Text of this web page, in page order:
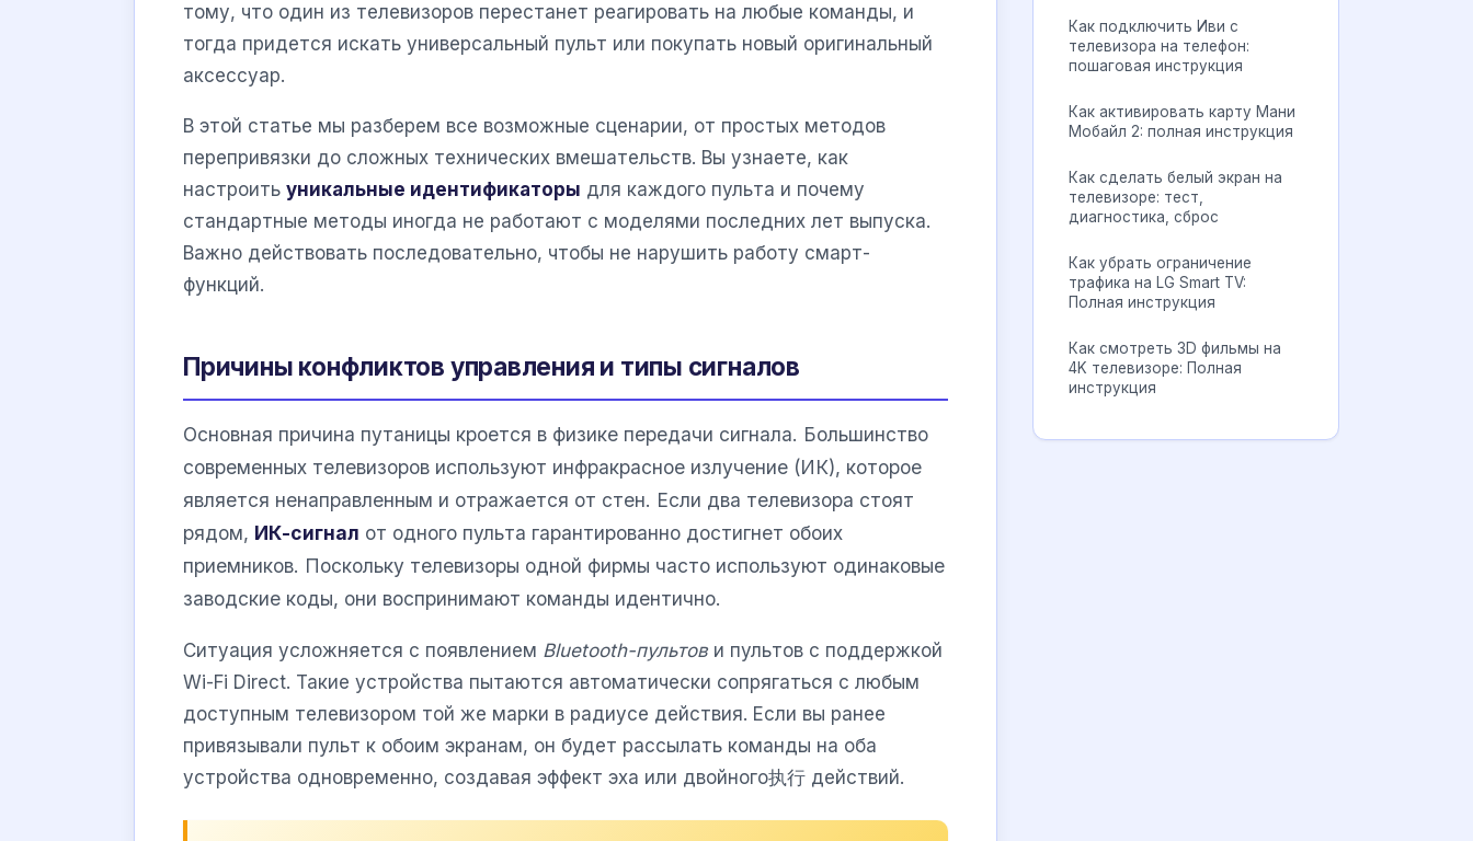
тому, что один из телевизоров перестанет реагировать на любые команды, и
тогда придется искать универсальный пульт или покупать новый оригинальный
аксессуар.
В этой статье мы разберем все возможные сценарии, от простых методов
перепривязки до сложных технических вмешательств. Вы узнаете, как
настроить уникальные идентификаторы для каждого пульта и почему
стандартные методы иногда не работают с моделями последних лет выпуска.
Важно действовать последовательно, чтобы не нарушить работу смарт-
функций.
Причины конфликтов управления и типы сигналов
Основная причина путаницы кроется в физике передачи сигнала. Большинство
современных телевизоров используют инфракрасное излучение (ИК), которое
является ненаправленным и отражается от стен. Если два телевизора стоят
рядом, ИК-сигнал от одного пульта гарантированно достигнет обоих
приемников. Поскольку телевизоры одной фирмы часто используют одинаковые
заводские коды, они воспринимают команды идентично.
Ситуация усложняется с появлением Bluetooth-пультови пультов с поддержкой
Wi-Fi Direct. Такие устройства пытаются автоматически сопрягаться с любым
доступным телевизором той же марки в радиусе действия. Если вы ранее
привязывали пульт к обоим экранам, он будет рассылать команды на оба
устройства одновременно, создавая эффект эха или двойного执行 действий.
Как подключить Иви с
телевизора на телефон:
пошаговая инструкция
Как активировать карту Мани
Мобайл 2: полная инструкция
Как сделать белый экран на
телевизоре: тест,
диагностика, сброс
Как убрать ограничение
трафика на LG Smart TV:
Полная инструкция
Как смотреть 3D фильмы на
4K телевизоре: Полная
инструкция